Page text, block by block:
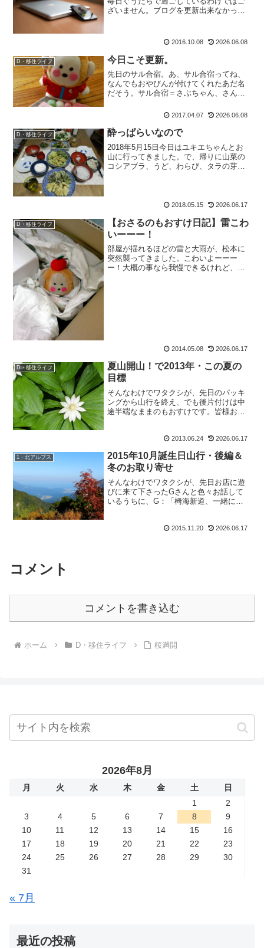
ざいません。ブログを更新出来なかった
＆購入をしておりました。もおすけ的条
2016.10.08 2026.06.08
D・移住ライフ 今日こそ更新。
先日のサル合宿。あ、サル合宿ってね、
なんでもおやびんが付けてくれたあだ名
だそう。サル合宿＝さぶちゃん、さんぱ
山行パーティのことだそうで。結構素敵
facebookのチャット...
2017.04.07 2026.06.08
D・移住ライフ 酔っぱらいなので
2018年5月15日今日はユキエちゃんとお
山に行ってきました。で、帰りに山菜の
コシアブラ、うど、わらび、タラの芽、
イン大好きユキエち...2018.05.15 2026.06.17
D・移住ライフ
【おさるのもおすけ日記】雷こわ
いーーー！
部屋が揺れるほどの雷と大雨が、松本に
突然襲ってきました。こわいよーーー
ー！大概の事なら我慢できるけれど、一
2014.05.08 2026.06.17
D・移住ライフ
夏山開山！で2013年・この夏の
目標
そんなわけでワタクシが、先日のパッキ
ングから山行を終え、でも後片付けは中
途半端なままのもおすけです。皆様おぱ
まっています。大した荷物の重さでもな
いのに、今回の山行は疲れ...
2013.06.24 2026.06.17
1・北アルプス
2015年10月誕生日山行・後編＆
冬のお取り寄せ
そんなわけでワタクシが、先日お店に遊
びに来て下さったGさんと色々お話して
いるうちに、G：「栂海新道、一緒に行
麗な季節に、もう一度行ってみたいとは
2015.11.20 2026.06.17
コメント
コメントを書き込む
ホーム D・移住ライフ 桜満開
2026年8月
月 火 水 木 金 土
日
1
2
3
4 5 6 7 8
9
10
11 12 13 14 15
16
17
18 19 20 21 22
23
24
25 26 27 28 29
30
31
« 7月
最近の投稿